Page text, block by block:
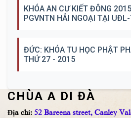
KHÓA AN CƯ KIẾT ĐÔNG
PGVNTN HẢI NGOẠI TẠI
ĐỨC: KHÓA TU HỌC PHẬT
THỨ 27 - 2015
CHÙA A DI ĐÀ
Địa chỉ: 52 Bareena street, Canley